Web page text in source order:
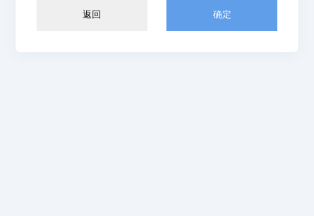
返回 确定